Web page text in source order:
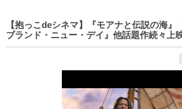
【抱っこdeシネマ】『モアナと伝説の海』
ブランド・ニュー・デイ』他話題作続々上